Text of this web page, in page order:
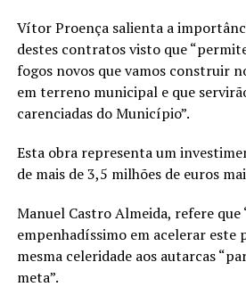
Vítor Proença salienta a
destes contratos visto que
fogos novos que vamos construir
em terreno municipal e que
carenciadas do Município”.
Esta obra representa um
de mais de 3,5 milhões de euros
Manuel Castro Almeida, refere que
empenhadíssimo em acelerar este
mesma celeridade aos autarcas
meta”.